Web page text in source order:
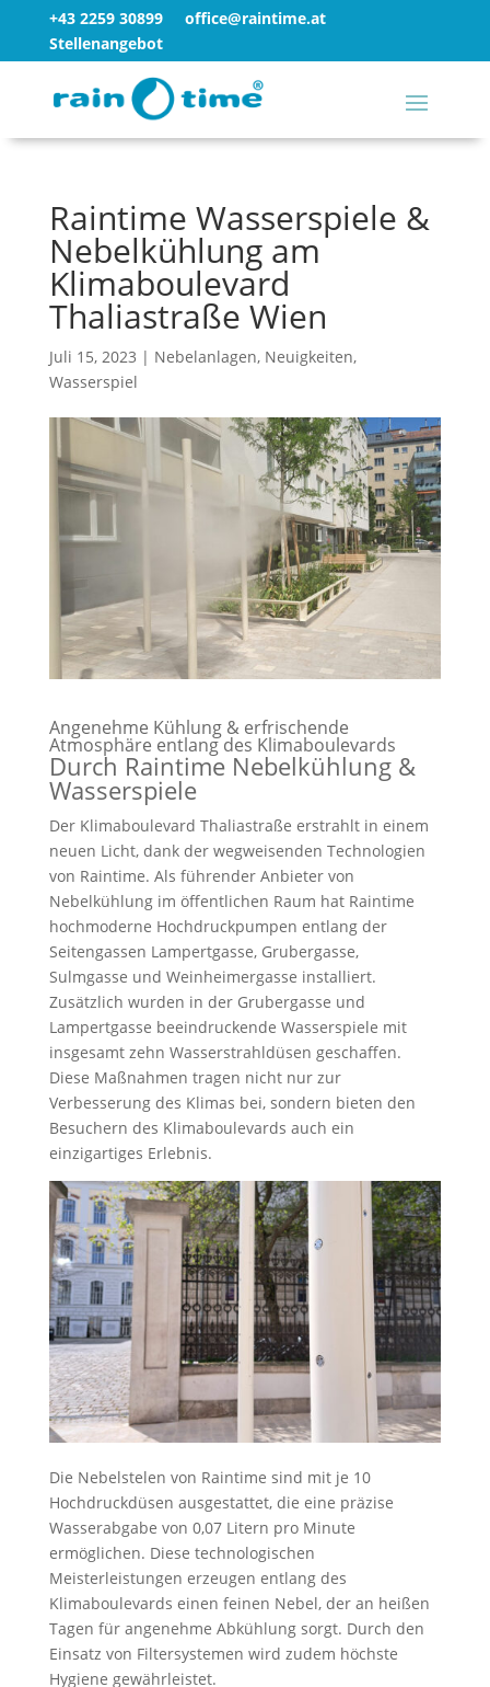
+43 2259 30899
office@raintime.at
Stellenangebot
Raintime Wasserspiele &
Nebelkühlung am
Klimaboulevard
Thaliastraße Wien
Juli 15, 2023 | Nebelanlagen, Neuigkeiten,
Wasserspiel
Angenehme Kühlung & erfrischende
Atmosphäre entlang des Klimaboulevards
Durch Raintime Nebelkühlung &
Wasserspiele
Der Klimaboulevard Thaliastraße erstrahlt in einem
neuen Licht, dank der wegweisenden Technologien
von Raintime. Als führender Anbieter von
Nebelkühlung im öffentlichen Raum hat Raintime
hochmoderne Hochdruckpumpen entlang der
Seitengassen Lampertgasse, Grubergasse,
Sulmgasse und Weinheimergasse installiert.
Zusätzlich wurden in der Grubergasse und
Lampertgasse beeindruckende Wasserspiele mit
insgesamt zehn Wasserstrahldüsen geschaffen.
Diese Maßnahmen tragen nicht nur zur
Verbesserung des Klimas bei, sondern bieten den
Besuchern des Klimaboulevards auch ein
einzigartiges Erlebnis.
Die Nebelstelen von Raintime sind mit je 10
Hochdruckdüsen ausgestattet, die eine präzise
Wasserabgabe von 0,07 Litern pro Minute
ermöglichen. Diese technologischen
Meisterleistungen erzeugen entlang des
Klimaboulevards einen feinen Nebel, der an heißen
Tagen für angenehme Abkühlung sorgt. Durch den
Einsatz von Filtersystemen wird zudem höchste
Hygiene gewährleistet.